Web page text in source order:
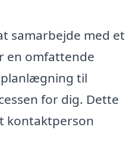
samarbejde med et
en omfattende
til
for dig. Dette
kontaktperson